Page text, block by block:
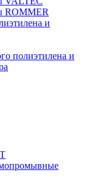
ROMMER
и
полиэтилена и